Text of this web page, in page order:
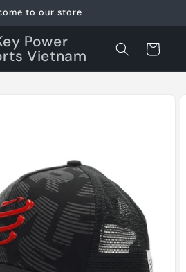
to our store
Power
Vietnam Cart